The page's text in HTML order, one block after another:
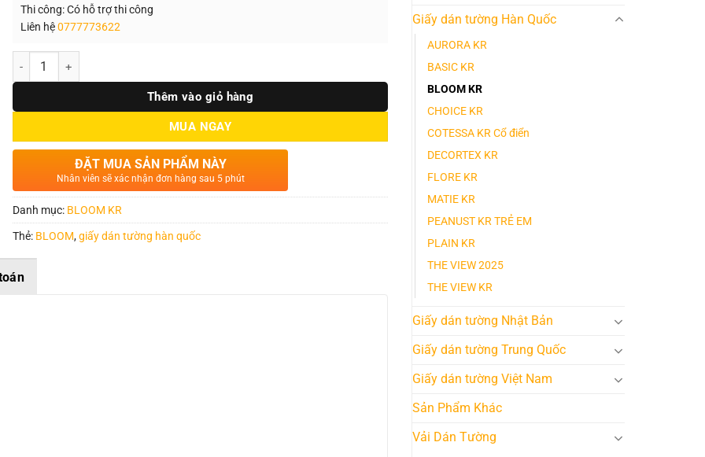
Giấy dán tường Hàn Quốc
AURORA KR
BASIC KR
BLOOM KR
CHOICE KR
COTESSA KR Cổ điển
DECORTEX KR
FLORE KR
MATIE KR
PEANUST KR TRẺ EM
PLAIN KR
THE VIEW 2025
THE VIEW KR
Giấy dán tường Nhật Bản
Giấy dán tường Trung Quốc
Giấy dán tường Việt Nam
Sản Phẩm Khác
Vải Dán Tường
Thi công: Có hỗ trợ thi công
Liên hệ0777773622
Số lượng
Thêm vào giỏ hàng
MUA NGAY
ĐẶT MUA SẢN PHẨM NÀY
Nhân viên sẽ xác nhận đơn hàng sau 5 phút
Danh mục: BLOOM KR
Thẻ: BLOOM,giấy dán tường hàn quốc